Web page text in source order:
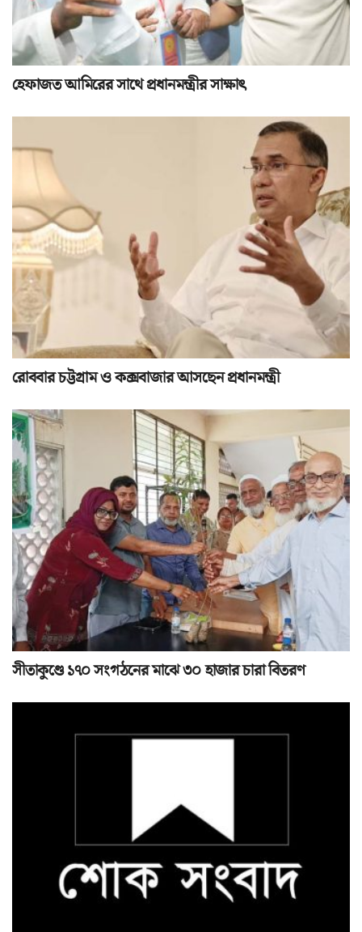
হেফাজত আমিরের সাথে প্রধানমন্ত্রীর সাক্ষাৎ
রোববার চট্টগ্রাম ও কক্সবাজার আসছেন প্রধানমন্ত্রী
সীতাকুণ্ডে ১৭০ সংগঠনের মাঝে ৩০ হাজার চারা বিতরণ